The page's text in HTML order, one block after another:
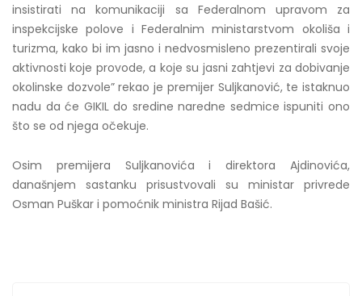
insistirati na komunikaciji sa Federalnom upravom za
inspekcijske polove i Federalnim ministarstvom okoliša i
turizma, kako bi im jasno i nedvosmisleno prezentirali svoje
aktivnosti koje provode, a koje su jasni zahtjevi za dobivanje
okolinske dozvole” rekao je premijer Suljkanović, te istaknuo
nadu da će GIKIL do sredine naredne sedmice ispuniti ono
što se od njega očekuje.
Osim premijera Suljkanovića i direktora Ajdinovića,
današnjem sastanku prisustvovali su ministar privrede
Osman Puškar i pomoćnik ministra Rijad Bašić.